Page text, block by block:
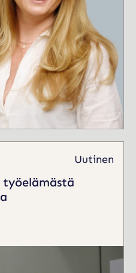
Uutinen